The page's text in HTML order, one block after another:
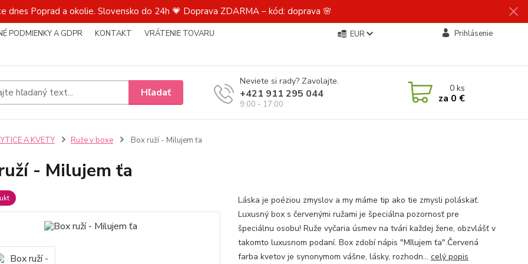
dnes Poprad a okolie. Slovensko do 24h 💗 Doprava ZDARMA – kód: doprava 🌸
PODMIENKY A GDPR KONTAKT VRÁTENIE TOVARU EUR Prihlásenie
Hľadať
Neviete si rady? Zavolajte.
+421 911 295 044
9:00 - 17:00
0ks
za 0 €
A KVETY Ruže v boxe Box ruží - Milujem ťa
- Milujem ťa
Láska je poéziou zmyslov a my máme tip ako tie zmysli poláskať.
Luxusný box s červenými ružami je špeciálna pozornosť pre
špeciálnu osobu! Ruže vyčaria úsmev na tvári každej žene, obzvlášť v
takomto luxusnom podaní. Box zdobí nápis "MIlujem ťa".Červená
farba kvetov je synonymom vášne, lásky, rozhodn... celý popis